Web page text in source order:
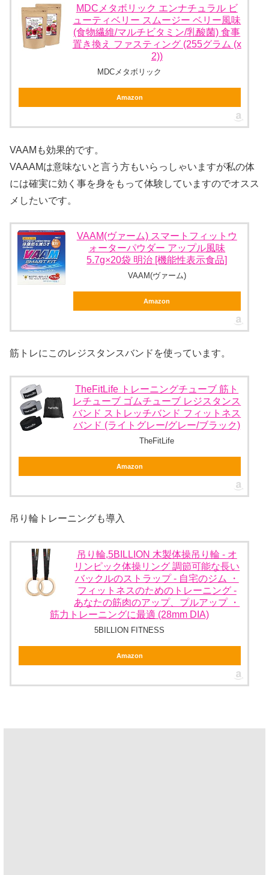
MDCメタボリック エンナチュラル ビ
ューティベリー スムージー ベリー風味
(食物繊維/マルチビタミン/乳酸菌) 食事
置き換え ファスティング (255グラム (x
2))
MDCメタボリック
Amazon
VAAMも効果的です。
VAAAMは意味ないと言う方もいらっしゃいますが私の体
には確実に効く事を身をもって体験していますのでオスス
メしたいです。
VAAM(ヴァーム) スマートフィットウ
ォーターパウダー アップル風味
5.7g×20袋 明治 [機能性表示食品]
VAAM(ヴァーム)
Amazon
筋トレにこのレジスタンスバンドを使っています。
TheFitLife トレーニングチューブ 筋ト
レチューブ ゴムチューブ レジスタンス
バンド ストレッチバンド フィットネス
バンド (ライトグレー/グレー/ブラック)
TheFitLife
Amazon
吊り輪トレーニングも導入
吊り輪,5BILLION 木製体操吊り輪 - オ
リンピック体操リング 調節可能な長い
バックルのストラップ - 自宅のジム ・
フィットネスのためのトレーニング -
あなたの筋肉のアップ、プルアップ ・
筋力トレーニングに最適 (28mm DIA)
5BILLION FITNESS
Amazon